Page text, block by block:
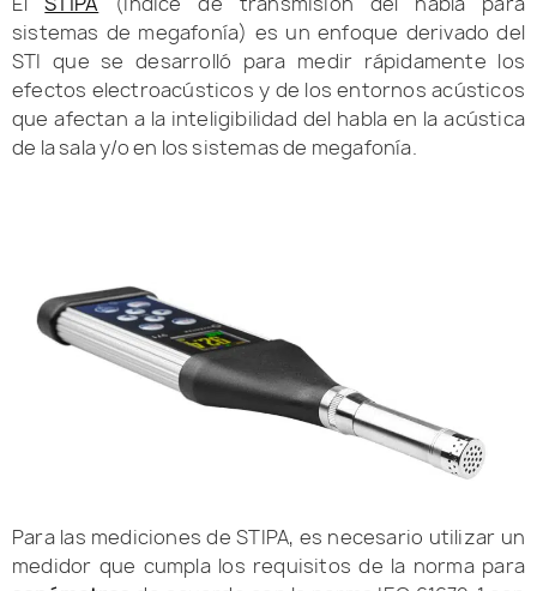
sistemas de megafonía) es un enfoque derivado del
STI que se desarrolló para medir rápidamente los
efectos electroacústicos y de los entornos acústicos
que afectan a la inteligibilidad del habla en la acústica
de la sala y/o en los sistemas de megafonía.
Para las mediciones de STIPA, es necesario utilizar un
medidor que cumpla los requisitos de la norma para